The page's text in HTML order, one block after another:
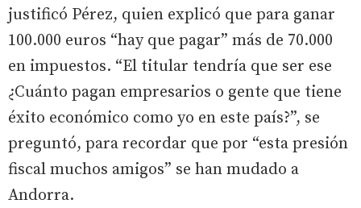
justificó Pérez, quien explicó que para ganar
100.000 euros “hay que pagar” más de 70.000
en impuestos. “El titular tendría que ser ese
¿Cuánto pagan empresarios o gente que tiene
éxito económico como yo en este país?”, se
preguntó, para recordar que por “esta presión
fiscal muchos amigos” se han mudado a
Andorra.